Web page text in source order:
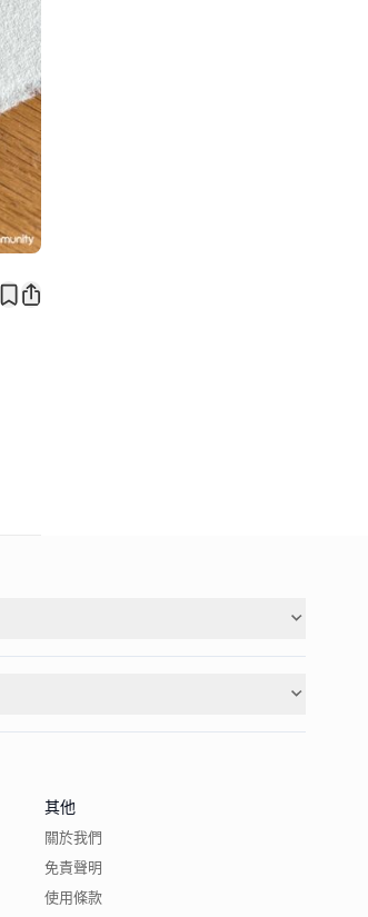
其他
關於我們
免責聲明
使用條款